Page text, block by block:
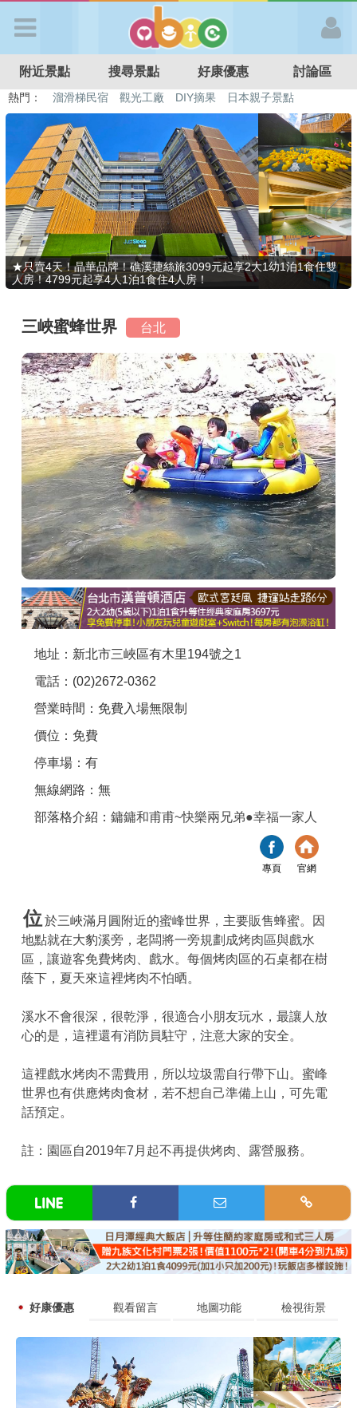
APP登入
首 頁
搜尋景點
好康優惠
最新消息
最新留言
商家合作
推薦景點
討論區
聯絡我們
APP下載
附近景點 搜尋景點 好康優惠 討論區
熱門： 溜滑梯民宿 觀光工廠 DIY摘果
日本親子景點
特色遊戲場
親子住房優惠 台北親子餐廳 溫泉泡湯SPA
★只賣4天！晶華品牌！礁溪捷絲旅3099元起享2大1幼1泊1食住雙
人房！4799元起享4人1泊1食住4人房！
三峽蜜蜂世界 台北
地址：新北市三峽區有木里194號之1
電話：(02)2672-0362
營業時間：免費入場無限制
價位：免費
停車場：有
無線網路：無
部落格介紹： 鏞鏞和甫甫~快樂兩兄弟●幸福一家人
專頁 官網
位 於三峽滿月圓附近的蜜峰世界，主要販售蜂蜜。因
地點就在大豹溪旁，老闆將一旁規劃成烤肉區與戲水
區，讓遊客免費烤肉、戲水。每個烤肉區的石桌都在樹
蔭下，夏天來這裡烤肉不怕晒。
溪水不會很深，很乾淨，很適合小朋友玩水，最讓人放
心的是，這裡還有消防員駐守，注意大家的安全。
這裡戲水烤肉不需費用，所以垃圾需自行帶下山。蜜峰
世界也有供應烤肉食材，若不想自己準備上山，可先電
話預定。
註：園區自2019年7月起不再提供烤肉、露營服務。
好康優惠 觀看留言 地圖功能 檢視街景